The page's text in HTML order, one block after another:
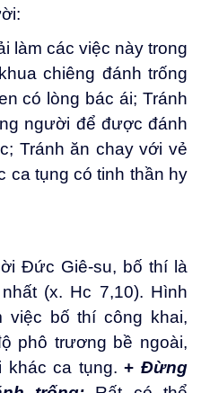
làm các việc này trong
chiêng đánh trống
có lòng bác ái; Tránh
người để được đánh
Tránh ăn chay với vẻ
ca tụng có tinh thần hy
Đức Giê-su, bố thí là
(x. Hc 7,10). Hình
bố thí công khai,
phô trương bề ngoài,
khác ca tụng.+ Đừng